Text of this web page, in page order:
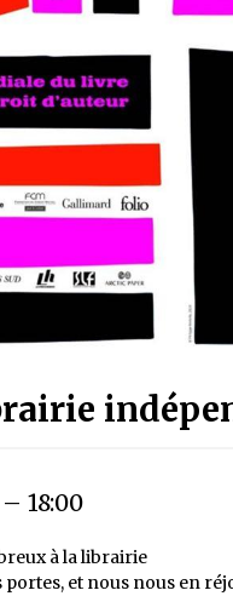
– 18:00
à la librairie
portes, et nous nous en